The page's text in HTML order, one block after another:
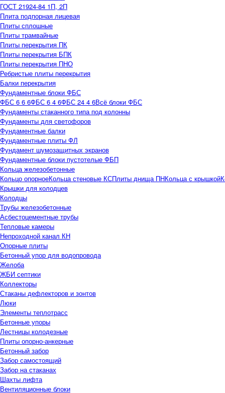
ГОСТ 21924-84 1П, 2П
Плита подпорная лицевая
Плиты сплошные
Плиты трамвайные
Плиты перекрытия ПК
Плиты перекрытия БПК
Плиты перекрытия ПНО
Ребристые плиты перекрытия
Балки перекрытия
Фундаментные блоки ФБС
ФБС 6 6 6ФБС 6 4 6ФБС 24 4 6Всё блоки ФБС
Фундаменты стаканного типа под колонны
Фундаменты для светофоров
Фундаментные балки
Фундаментные плиты ФЛ
Фундамент шумозащитных экранов
Фундаментные блоки пустотелые ФБП
Кольца железобетонные
Кольцо опорноеКольца стеновые КСПлиты днища ПНКольца с крышкой
Крышки для колодцев
Колодцы
Трубы железобетонные
Асбестоцементные трубы
Тепловые камеры
Непроходной канал КН
Опорные плиты
Бетонный упор для водопровода
Желоба
ЖБИ септики
Коллекторы
Стаканы дефлекторов и зонтов
Люки
Элементы теплотрасс
Бетонные упоры
Лестницы колодезные
Плиты опорно-анкерные
Бетонный забор
Забор самостоящий
Забор на стаканах
Шахты лифта
Вентиляционные блоки